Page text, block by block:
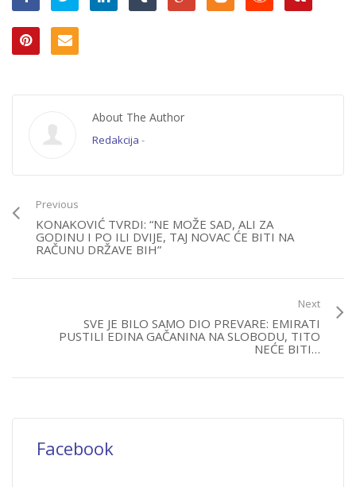
About The Author
Redakcija -
Previous
KONAKOVIĆ TVRDI: “NE MOŽE SAD, ALI ZA
GODINU I PO ILI DVIJE, TAJ NOVAC ĆE BITI NA
RAČUNU DRŽAVE BIH”
Next
SVE JE BILO SAMO DIO PREVARE: EMIRATI
PUSTILI EDINA GAČANINA NA SLOBODU, TITO
NEĆE BITI…
Facebook